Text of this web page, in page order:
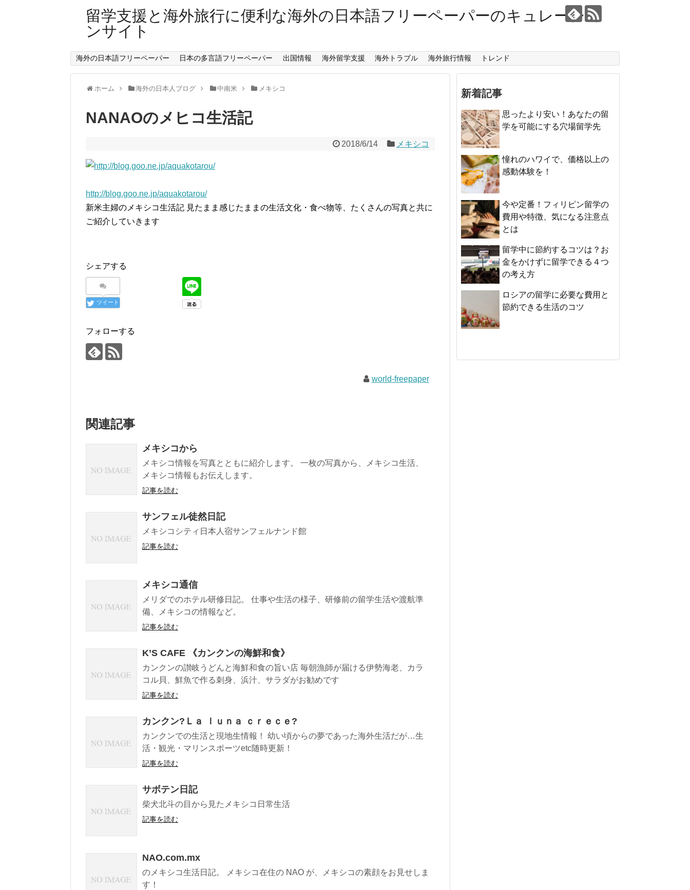
留学支援と海外旅行に便利な海外の日本語フリーペーパーのキュレーショ
ンサイト
海外の日本語フリーペーパー 日本の多言語フリーペーパー 出国情報 海外留学支援 海外トラブル 海外旅行情報 トレンド
ホーム 海外の日本人ブログ 中南米 メキシコ
NANAOのメヒコ生活記
2018/6/14 メキシコ
http://blog.goo.ne.jp/aquakotarou/
新米主婦のメキシコ生活記 見たまま感じたままの生活文化・食べ物等、たくさんの写真と共に
ご紹介していきます
シェアする
ツイート
フォローする
world-freepaper
関連記事
メキシコから
メキシコ情報を写真とともに紹介します。 一枚の写真から、メキシコ生活、
メキシコ情報もお伝えします。
記事を読む
サンフェル徒然日記
メキシコシティ日本人宿サンフェルナンド館
記事を読む
メキシコ通信
メリダでのホテル研修日記。 仕事や生活の様子、研修前の留学生活や渡航準
備、メキシコの情報など。
記事を読む
K’S CAFE 《カンクンの海鮮和食》
カンクンの讃岐うどんと海鮮和食の旨い店 毎朝漁師が届ける伊勢海老、カラ
コル貝、鮮魚で作る刺身、浜汁、サラダがお勧めです
記事を読む
カンクン?Ｌａ ｌｕｎａ ｃｒｅｃｅ?
カンクンでの生活と現地生情報！ 幼い頃からの夢であった海外生活だが…生
活・観光・マリンスポーツetc随時更新！
記事を読む
サボテン日記
柴犬北斗の目から見たメキシコ日常生活
記事を読む
NAO.com.mx
のメキシコ生活日記。 メキシコ在住の NAO が、メキシコの素顔をお見せしま
す！
新着記事
思ったより安い！あなたの留
学を可能にする穴場留学先
憧れのハワイで、価格以上の
感動体験を！
今や定番！フィリピン留学の
費用や特徴、気になる注意点
とは
留学中に節約するコツは？お
金をかけずに留学できる４つ
の考え方
ロシアの留学に必要な費用と
節約できる生活のコツ